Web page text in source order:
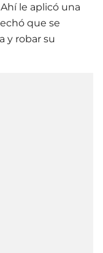
le aplicó una
que se
y robar su